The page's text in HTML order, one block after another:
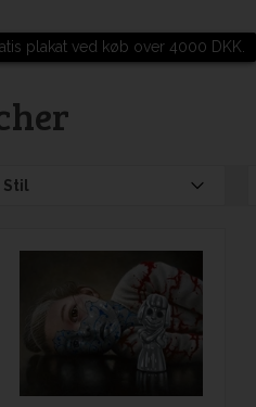
plakat ved køb over 4000 DKK.
Stil